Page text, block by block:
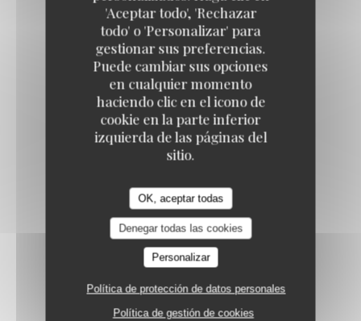
'Aceptar todo', 'Rechazar
todo' o 'Personalizar' para
gestionar sus preferencias.
Puede cambiar sus opciones
en cualquier momento
haciendo clic en el icono de
cookie en la parte inferior
izquierda de las páginas del
sitio.
OK, aceptar todas
Denegar todas las cookies
Personalizar
Política de protección de datos personales
Política de gestión de cookies
BROTES JÓVENES
6,00 EUR
ENSALADA DE BROTES TIERNOS
6,00 EUR
Quesos y postres
PLATO DE QUESOS FRANCESES